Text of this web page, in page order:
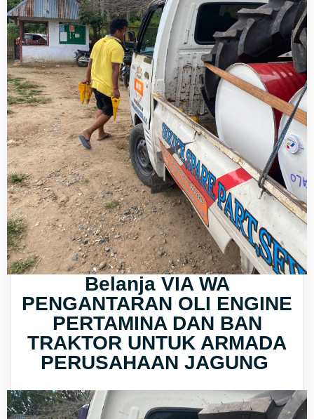
Belanja VIA WA
PENGANTARAN OLI ENGINE
PERTAMINA DAN BAN
TRAKTOR UNTUK ARMADA
PERUSAHAAN JAGUNG